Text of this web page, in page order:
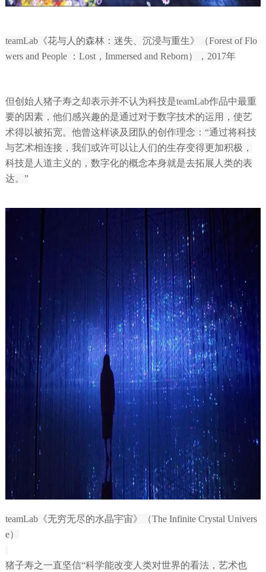
teamLab《花与人的森林：迷失、沉浸与重生》（Forest of Flo
wers and People ：Lost，Immersed and Reborn），2017年
但创始人猪子寿之却表示并不认为科技是teamLab作品中最重
要的因素，他们感兴趣的是通过对于数字技术的运用，使艺
术得以被拓宽。他曾这样谈及团队的创作理念：“通过将科技
与艺术相连接，我们或许可以让人们的生存变得更加积极，
科技是人道主义的，数字化的概念本身就是去拓展人类的表
达。”
teamLab《无穷无尽的水晶宇宙》（The Infinite Crystal Univers
e）
猪子寿之一直坚信“科学能改变人类对世界的看法，艺术也